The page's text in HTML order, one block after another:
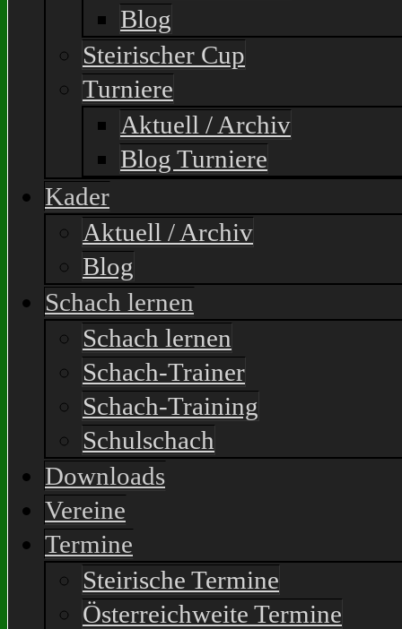
Blog
Steirischer Cup
Turniere
Aktuell / Archiv
Blog Turniere
Kader
Aktuell / Archiv
Blog
Schach lernen
Schach lernen
Schach-Trainer
Schach-Training
Schulschach
Downloads
Vereine
Termine
Steirische Termine
Österreichweite Termine